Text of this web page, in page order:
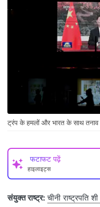
ट्रंप के हमलों और भारत के साथ तनाव
फटाफट पढ़ें
हाइलाइट्स
संयुक्त राष्ट्र: चीनी राष्ट्रपति